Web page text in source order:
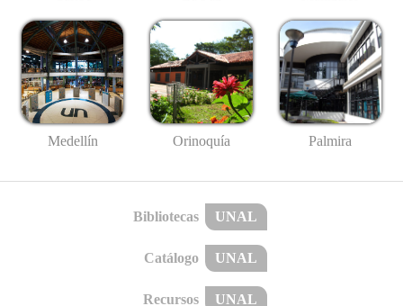
Medellín Orinoquía Palmira
Bibliotecas UNAL
Catálogo UNAL
Recursos UNAL